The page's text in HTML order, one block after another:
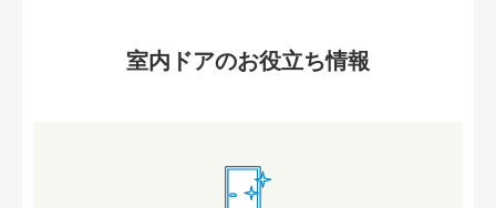
室内ドアのお役立ち情報